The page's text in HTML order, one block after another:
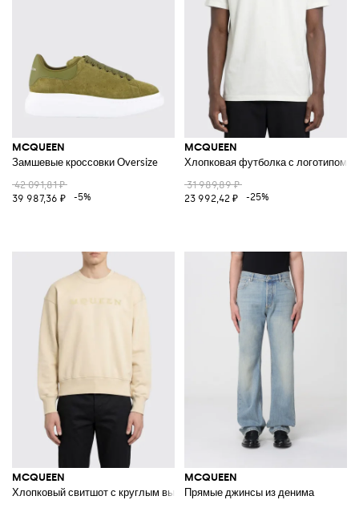
MCQUEEN
Замшевые кроссовки Oversize
42 091,81 ₽
39 987,36 ₽
-5%
MCQUEEN
Хлопковая футболка с логотипом
31 989,89 ₽
23 992,42 ₽
-25%
MCQUEEN
Хлопковый свитшот с круглым вырезом
MCQUEEN
Прямые джинсы из денима